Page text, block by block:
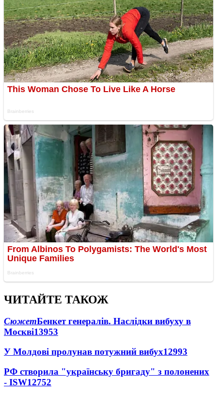
ЧИТАЙТЕ ТАКОЖ
СюжетБенкет генералів. Наслідки вибуху в
Москві13953
У Молдові пролунав потужний вибух12993
РФ створила "українську бригаду" з полонених
- ISW12752